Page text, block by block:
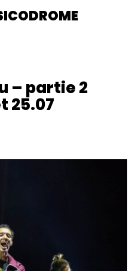
– partie 2
25.07